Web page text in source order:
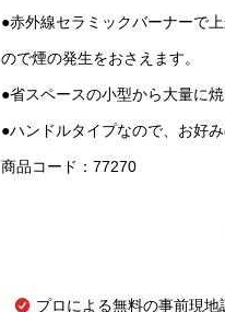
●赤外線セラミックバーナーで
ので煙の発生をおさえます。
●省スペースの小型から大量に
●ハンドルタイプなので、お好
商品コード：77270
プロによる無料の事前現地